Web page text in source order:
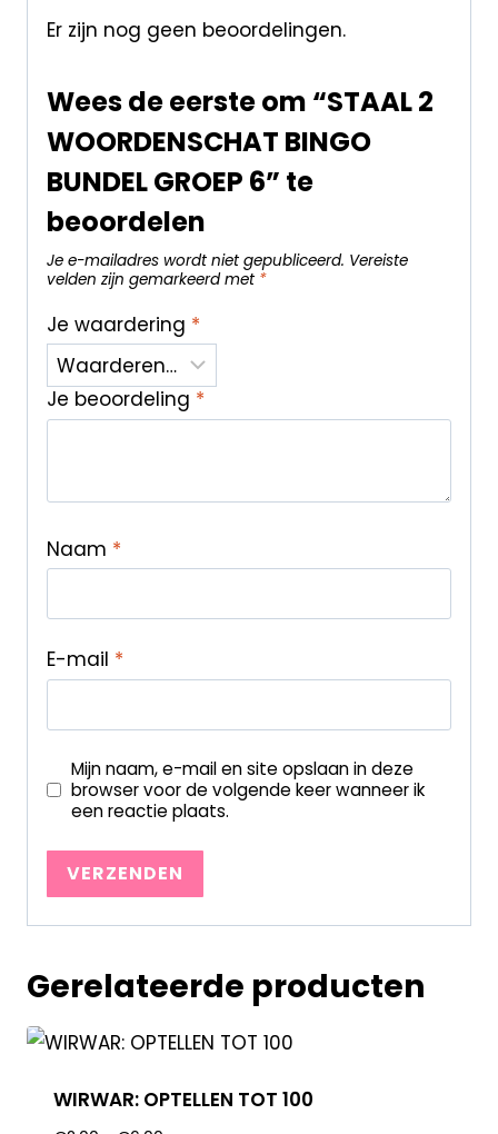
Er zijn nog geen beoordelingen.
Wees de eerste om “STAAL 2
WOORDENSCHAT BINGO
BUNDEL GROEP 6” te
beoordelen
Je e-mailadres wordt niet gepubliceerd. Vereiste
velden zijn gemarkeerd met *
Je waardering *
Je beoordeling *
Naam *
E-mail *
Mijn naam, e-mail en site opslaan in deze
browser voor de volgende keer wanneer ik
een reactie plaats.
Gerelateerde producten
WIRWAR: OPTELLEN TOT 100